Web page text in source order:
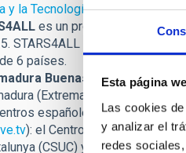
Esta página
Las cookies
y analizar el
redes
y la Tecnología(FECYT) del
es un proyecto financiado
STARS4ALL está compuesto
6 países.
Buenas Nocheses un
(Extremadura 2030).
españoles de
): el Centro Extremeño de
(CSUC) y el Instituto de